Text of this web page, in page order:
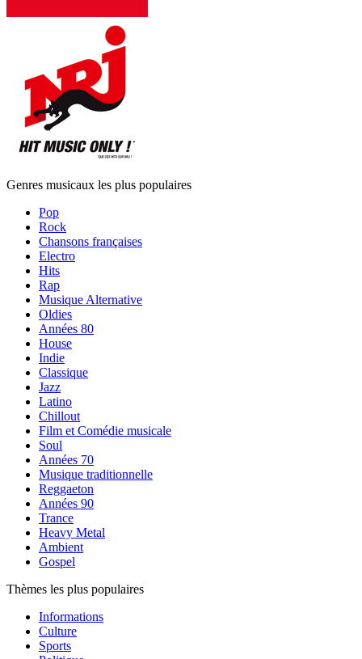
Genres musicaux les plus populaires
Pop
Rock
Chansons françaises
Electro
Hits
Rap
Musique Alternative
Oldies
Années 80
House
Indie
Classique
Jazz
Latino
Chillout
Film et Comédie musicale
Soul
Années 70
Musique traditionnelle
Reggaeton
Années 90
Trance
Heavy Metal
Ambient
Gospel
Thèmes les plus populaires
Informations
Culture
Sports